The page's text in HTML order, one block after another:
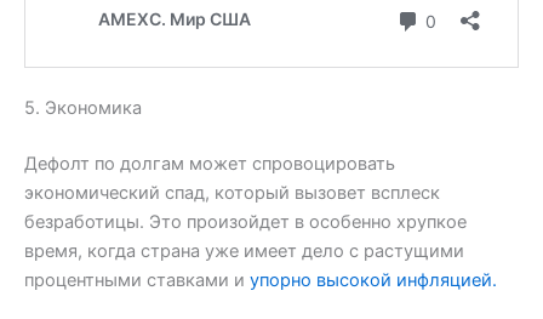
5. Экономика
Дефолт по долгам может спровоцировать
экономический спад, который вызовет всплеск
безработицы. Это произойдет в особенно хрупкое
время, когда страна уже имеет дело с растущими
процентными ставками и упорно высокой инфляцией.